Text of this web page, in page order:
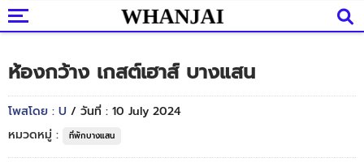
ห้องกว้าง เกสต์เฮาส์ บางแสน
โพสโดย : U / วันที่ : 10 July 2024
หมวดหมู่ :
ที่พักบางแสน